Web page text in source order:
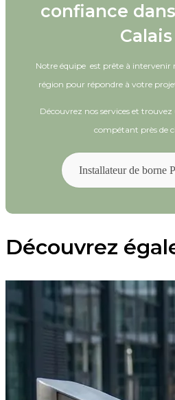
confiance
Calais
Notre équipe est prête à
région pour répondre à votre
Découvrez nos services et
compétant près de
Installateur de borne
Découvrez